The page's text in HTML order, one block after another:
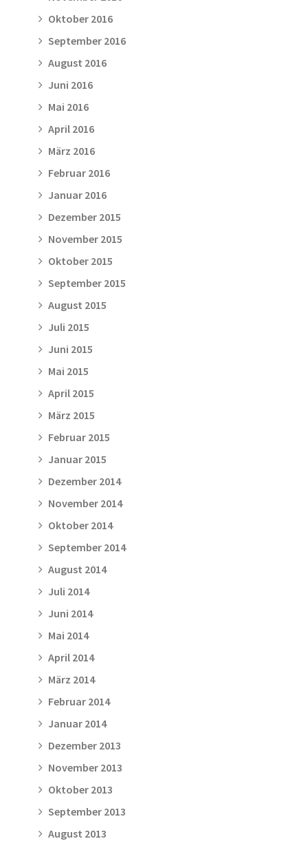
Oktober 2016
September 2016
August 2016
Juni 2016
Mai 2016
April 2016
März 2016
Februar 2016
Januar 2016
Dezember 2015
November 2015
Oktober 2015
September 2015
August 2015
Juli 2015
Juni 2015
Mai 2015
April 2015
März 2015
Februar 2015
Januar 2015
Dezember 2014
November 2014
Oktober 2014
September 2014
August 2014
Juli 2014
Juni 2014
Mai 2014
April 2014
März 2014
Februar 2014
Januar 2014
Dezember 2013
November 2013
Oktober 2013
September 2013
August 2013